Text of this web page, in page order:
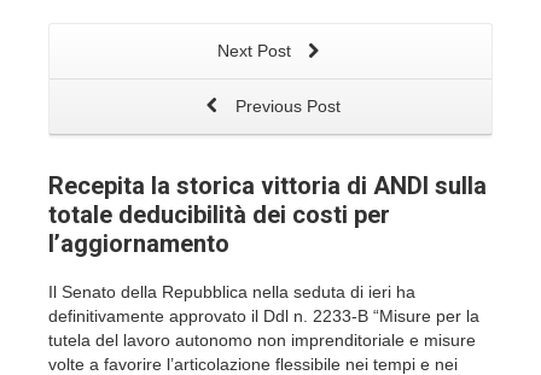
Next Post
Previous Post
Recepita la storica vittoria di ANDI sulla
totale deducibilità dei costi per
l’aggiornamento
Il Senato della Repubblica nella seduta di ieri ha
definitivamente approvato il Ddl n. 2233-B “Misure per la
tutela del lavoro autonomo non imprenditoriale e misure
volte a favorire l’articolazione flessibile nei tempi e nei